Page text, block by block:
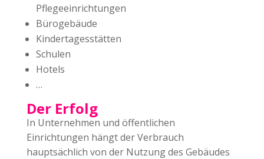
Pflegeeinrichtungen
Bürogebäude
Kindertagesstätten
Schulen
Hotels
…
Der Erfolg
In Unternehmen und öffentlichen
Einrichtungen hängt der Verbrauch
hauptsächlich von der Nutzung des Gebäudes